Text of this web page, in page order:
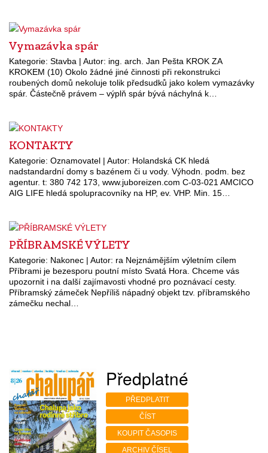
Vymazávka spár
Kategorie: Stavba | Autor: ing. arch. Jan Pešta KROK ZA
KROKEM (10) Okolo žádné jiné činnosti při rekonstrukci
roubených domů nekoluje tolik předsudků jako kolem vymazávky
spár. Částečně právem – výplň spár bývá náchylná k…
KONTAKTY
Kategorie: Oznamovatel | Autor: Holandská CK hledá
nadstandardní domy s bazénem či u vody. Výhodn. podm. bez
agentur. t: 380 742 173, www.juboreizen.com C-03-021 AMCICO
AIG LIFE hledá spolupracovníky na HP, ev. VHP. Min. 15…
PŘÍBRAMSKÉ VÝLETY
Kategorie: Nakonec | Autor: ra Nejznámějším výletním cílem
Příbrami je bezesporu poutní místo Svatá Hora. Chceme vás
upozornit i na další zajímavosti vhodné pro poznávací cesty.
Příbramský zámeček Nepříliš nápadný objekt tzv. příbramského
zámečku nechal…
Předplatné
PŘEDPLATIT
ČÍST
KOUPIT ČASOPIS
ARCHIV ČÍSEL